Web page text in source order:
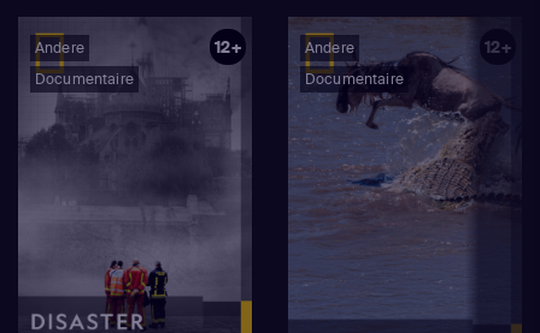
Andere
Documentaire
12+
Andere
Documentaire
12+